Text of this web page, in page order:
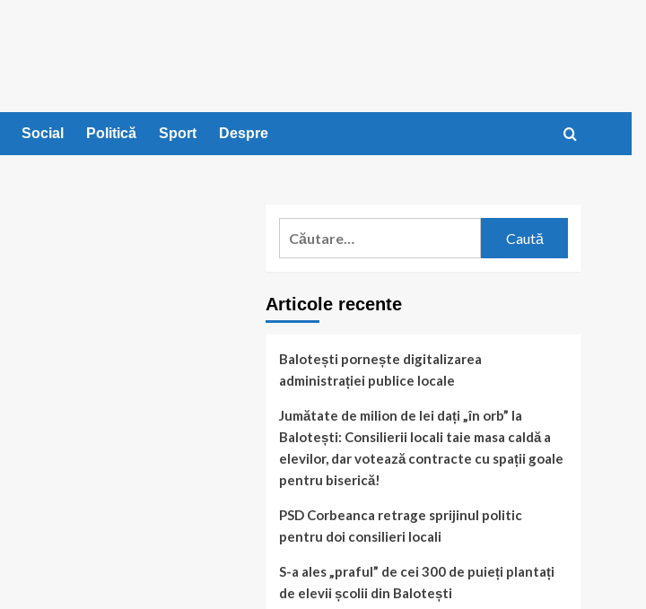
Social Politică Sport Despre
Caută
Articole recente
Balotești pornește digitalizarea
administrației publice locale
Jumătate de milion de lei dați „în orb” la
Balotești: Consilierii locali taie masa caldă a
elevilor, dar votează contracte cu spații goale
pentru biserică!
PSD Corbeanca retrage sprijinul politic
pentru doi consilieri locali
S-a ales „praful” de cei 300 de puieți plantați
de elevii școlii din Balotești